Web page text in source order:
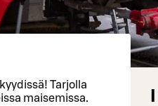
Tarjolla
maisemissa.